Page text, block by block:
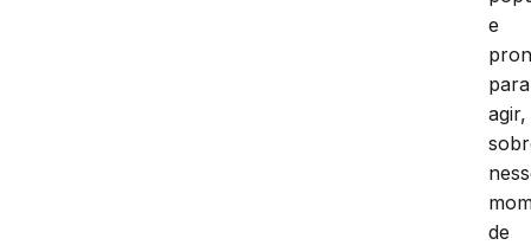
e
para
agir,
de